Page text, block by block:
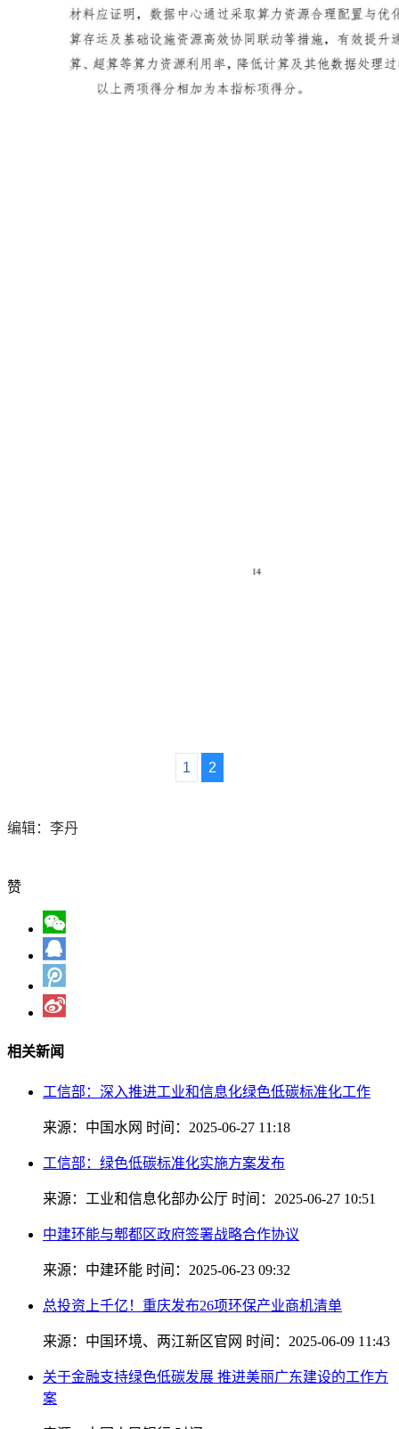
1 2
编辑：李丹
赞
相关新闻
工信部：深入推进工业和信息化绿色低碳标准化工作
来源：中国水网 时间：2025-06-27 11:18
工信部：绿色低碳标准化实施方案发布
来源：工业和信息化部办公厅 时间：2025-06-27 10:51
中建环能与郫都区政府签署战略合作协议
来源：中建环能 时间：2025-06-23 09:32
总投资上千亿！重庆发布26项环保产业商机清单
来源：中国环境、两江新区官网 时间：2025-06-09 11:43
关于金融支持绿色低碳发展 推进美丽广东建设的工作方
案